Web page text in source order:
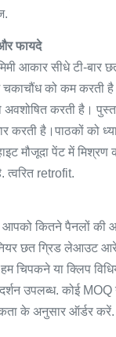
फायदे
आकार सीधे टी-बार
चकाचौंध को कम करती
अवशोषित करती है।
करती है।पाठकों को
मौजूदा पेंट में मिश्रण
retrofit.
आपको कितने पैनलों की
छत ग्रिड लेआउट
हम चिपकने या क्लिप
उपलब्ध. कोई
के अनुसार ऑर्डर करें.